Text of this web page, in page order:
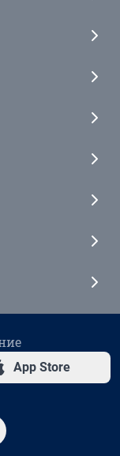
App Store